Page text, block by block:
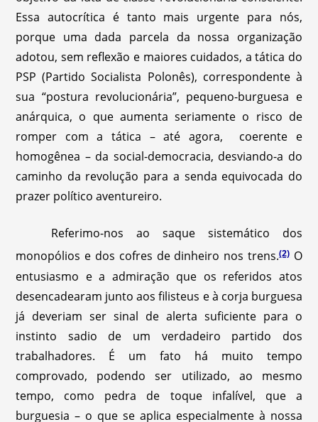
Essa autocrítica é tanto mais urgente para nós,
porque uma dada parcela da nossa organização
adotou, sem reflexão e maiores cuidados, a tática do
PSP (Partido Socialista Polonês), correspondente à
sua “postura revolucionária”, pequeno-burguesa e
anárquica, o que aumenta seriamente o risco de
romper com a tática – até agora, coerente e
homogênea – da social-democracia, desviando-a do
caminho da revolução para a senda equivocada do
prazer político aventureiro.
Referimo-nos ao saque sistemático dos
monopólios e dos cofres de dinheiro nos trens.(2)O
entusiasmo e a admiração que os referidos atos
desencadearam junto aos filisteus e à corja burguesa
já deveriam ser sinal de alerta suficiente para o
instinto sadio de um verdadeiro partido dos
trabalhadores. É um fato há muito tempo
comprovado, podendo ser utilizado, ao mesmo
tempo, como pedra de toque infalível, que a
burguesia – o que se aplica especialmente à nossa